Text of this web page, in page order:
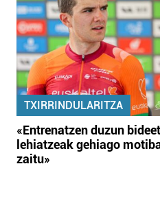
TXIRRINDULARITZA
«Entrenatzen duzun
lehiatzeak gehiago
zaitu»